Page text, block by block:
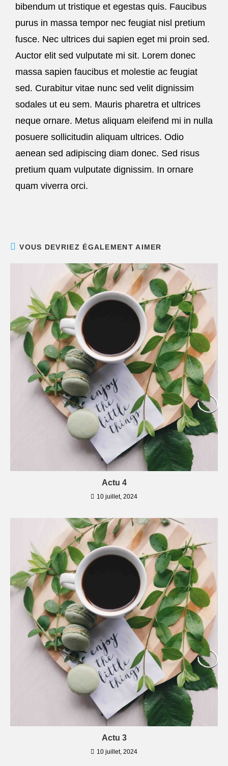
bibendum ut tristique et egestas quis. Faucibus
purus in massa tempor nec feugiat nisl pretium
fusce. Nec ultrices dui sapien eget mi proin sed.
Auctor elit sed vulputate mi sit. Lorem donec
massa sapien faucibus et molestie ac feugiat
sed. Curabitur vitae nunc sed velit dignissim
sodales ut eu sem. Mauris pharetra et ultrices
neque ornare. Metus aliquam eleifend mi in nulla
posuere sollicitudin aliquam ultrices. Odio
aenean sed adipiscing diam donec. Sed risus
pretium quam vulputate dignissim. In ornare
quam viverra orci.
VOUS DEVRIEZ ÉGALEMENT AIMER
Actu 4
10 juillet, 2024
Actu 3
10 juillet, 2024